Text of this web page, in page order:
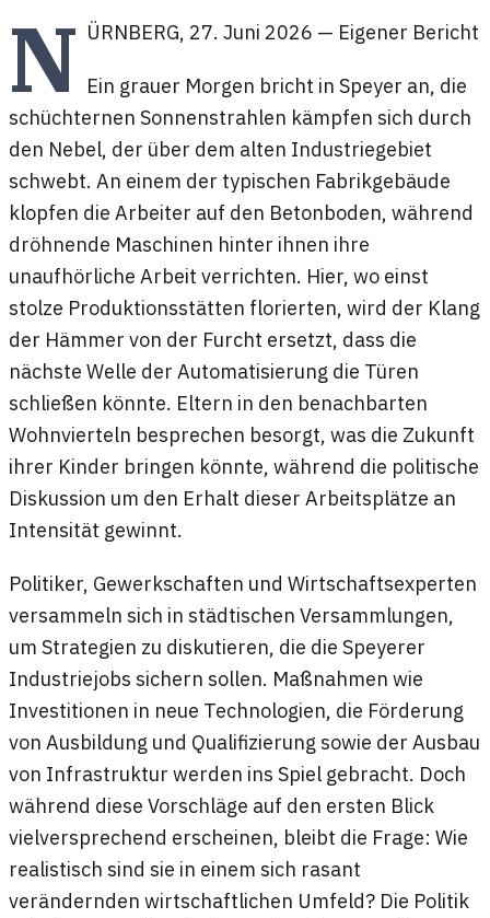
N ÜRNBERG, 27. Juni 2026 — Eigener Bericht
Ein grauer Morgen bricht in Speyer an, die
schüchternen Sonnenstrahlen kämpfen sich durch
den Nebel, der über dem alten Industriegebiet
schwebt. An einem der typischen Fabrikgebäude
klopfen die Arbeiter auf den Betonboden, während
dröhnende Maschinen hinter ihnen ihre
unaufhörliche Arbeit verrichten. Hier, wo einst
stolze Produktionsstätten florierten, wird der Klang
der Hämmer von der Furcht ersetzt, dass die
nächste Welle der Automatisierung die Türen
schließen könnte. Eltern in den benachbarten
Wohnvierteln besprechen besorgt, was die Zukunft
ihrer Kinder bringen könnte, während die politische
Diskussion um den Erhalt dieser Arbeitsplätze an
Intensität gewinnt.
Politiker, Gewerkschaften und Wirtschaftsexperten
versammeln sich in städtischen Versammlungen,
um Strategien zu diskutieren, die die Speyerer
Industriejobs sichern sollen. Maßnahmen wie
Investitionen in neue Technologien, die Förderung
von Ausbildung und Qualifizierung sowie der Ausbau
von Infrastruktur werden ins Spiel gebracht. Doch
während diese Vorschläge auf den ersten Blick
vielversprechend erscheinen, bleibt die Frage: Wie
realistisch sind sie in einem sich rasant
verändernden wirtschaftlichen Umfeld? Die Politik